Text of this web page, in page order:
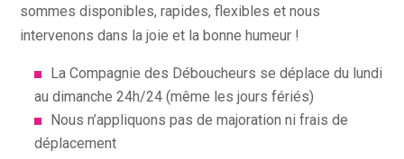
sommes disponibles, rapides, flexibles et nous
intervenons dans la joie et la bonne humeur !
La Compagnie des Déboucheurs se déplace du lundi
au dimanche 24h/24 (même les jours fériés)
Nous n’appliquons pas de majoration ni frais de
déplacement